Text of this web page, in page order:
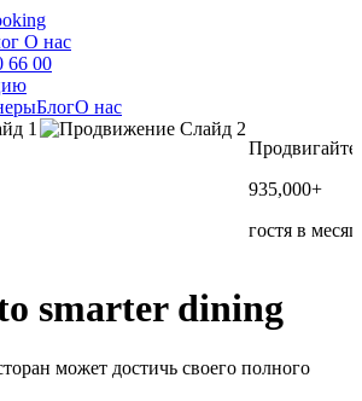
О нас
66 00
БлогО нас
935,000+
гостя в месяц
smarterdining
может достичь своего полного